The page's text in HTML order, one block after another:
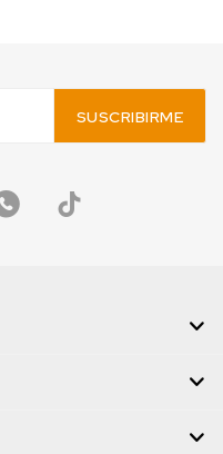
SUSCRIBIRME
